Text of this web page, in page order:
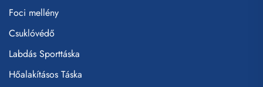
Foci mellény
Csuklóvédő
Labdás Sporttáska
Hőalakításos Táska